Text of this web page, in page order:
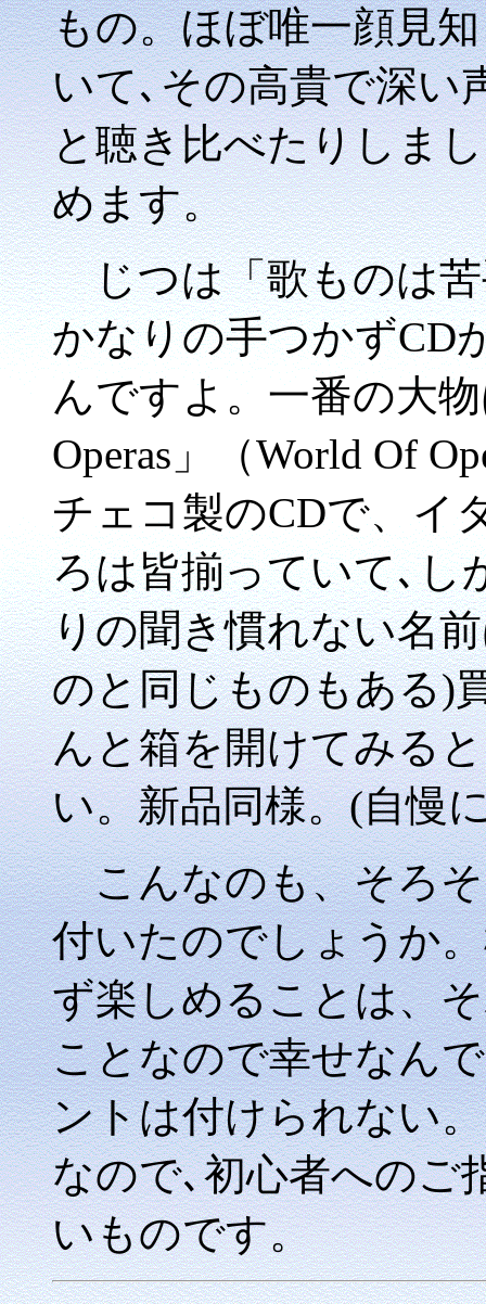
もの。ほぼ唯一顔見
いて､その高貴で深い
と聴き比べたりしま
めます。
じつは「歌ものは苦
かなりの手つかずCD
んですよ。一番の大物
Operas」（World Of
チェコ製のCDで、イ
ろは皆揃っていて､し
りの聞き慣れない名
のと同じものもある)
んと箱を開けてみる
い。新品同様。(自慢
こんなのも、そろそ
付いたのでしょうか
ず楽しめることは、
ことなので幸せなん
ントは付けられない
なので､初心者へのご
いものです。